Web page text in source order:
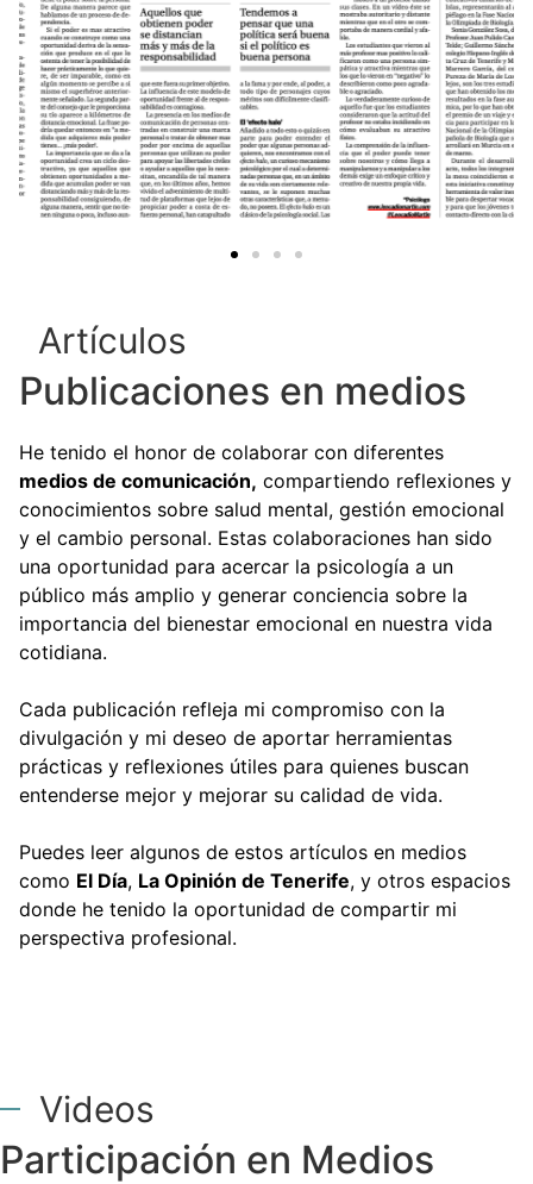
Artículos
Publicaciones en medios
He tenido el honor de colaborar con diferentes
medios de comunicación, compartiendo reflexiones y
conocimientos sobre salud mental, gestión emocional
y el cambio personal. Estas colaboraciones han sido
una oportunidad para acercar la psicología a un
público más amplio y generar conciencia sobre la
importancia del bienestar emocional en nuestra vida
cotidiana.
Cada publicación refleja mi compromiso con la
divulgación y mi deseo de aportar herramientas
prácticas y reflexiones útiles para quienes buscan
entenderse mejor y mejorar su calidad de vida.
Puedes leer algunos de estos artículos en medios
como El Día, La Opinión de Tenerife, y otros espacios
donde he tenido la oportunidad de compartir mi
perspectiva profesional.
Videos
Participación en Medios